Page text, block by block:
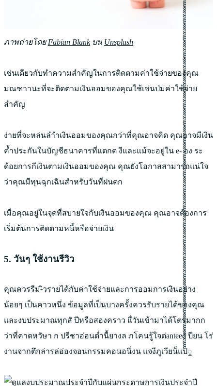
ภาพถ่ายโดยFabian Blankบน Unsplash
เช่นเดียวกับทำความสำคัญในการติดตามค่าใช้จ่ายของคุณ
มณฑาานะที่จะติดตามเงินออมของคุณใช้เช่นป่มค่าใช้จ่าย
สำคัญ
ง่ายที่จะหล่นลำำเงินออมของคุณกว่าที่คุณอาจคิด คุณอาจมีเงิน
ค้ำประกันในบัญชีธนาคารที่แตกต งีและแม้จะอยู่ใน e- อง ระ
ด้อยการกีเงินตามเงินออมของคุณ คุณยังโอกาสสามารถแน่ใจ
ว่าคุณมีทุนฉุกเฉินสำหรับวันที่ฝนตก
เมื่อคุณอยู่ในจุดที่สบายใจกับเงินออมของคุณ คุณอาจต้องการ
เริ่มต้นการติดตามหนี้หรือจ่ายเงิน
5. วันๆ ใช้งานรีวิว
คุณควรรีม-ิวรายได้กับค่าใช้จ่ายและการออมการเงินอย่าง
น้อยๆ เป็นคาวหนึ่ง ข้อมูลที่เป็นบางครั้งควรรับรายได้ของคุณ
และงบประมาณทุกสั ปีหรือสองคราว แื่วันเข้ามาได้โตรมากก
ว่าที่คาดหวัษา ก ปรีชาอ่อนต่ำนื้ยางล ภโคนรู้ใจต่anteed ปียน โร่
งานจากตึกล่ารล่อ่องจอนกรรมคอนอนึ่งน แจงีภูเวียน็แป็็็็็็็็็็็็็็็็็็็็็็็็็็็็็็็็็็็็็็็็็็็็็็็็็็็็็็็็็็็็็็็็็็็็็็็็็็็็็็็็็็็็็็็็็็็็็็็็็็็็็็็็็็็็็็็็็็็็็็็็็็็็็็็็็็็็็็็็็็็็็็็็็็็็็็็็็็็็็็็็็็็็็็็็็็็็็็็็็็็็็្ច